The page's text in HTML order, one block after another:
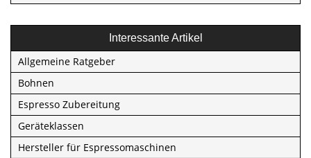
Interessante Artikel
Allgemeine Ratgeber
Bohnen
Espresso Zubereitung
Geräteklassen
Hersteller für Espressomaschinen